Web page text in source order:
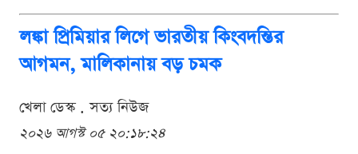
লঙ্কা প্রিমিয়ার লিগে ভারতীয় কিংবদন্তির
আগমন, মালিকানায় বড় চমক
খেলা ডেস্ক . সত্য নিউজ
২০২৬ আগস্ট ০৫ ২০:১৮:২৪